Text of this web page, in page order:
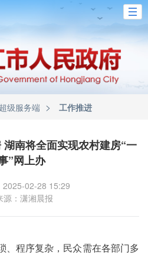
级服务端 > 工作推进
南将全面实现农村建房“一
”网上办
2025-02-28 15:29
源：潇湘晨报
、程序复杂，民众需在各部门多